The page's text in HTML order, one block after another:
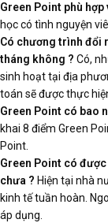
Green Point phù
học có tình nguyện
Có chương trình đổi
tháng không ? Có,
sinh hoạt tại địa
toán sẽ được thực
Green Point có bao
khai 8 điểm Green
Point.
Green Point có
chưa ? Hiện tại nhà
kinh tế tuần hoàn.
áp dụng.